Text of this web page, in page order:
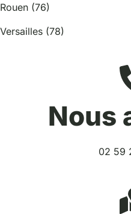
Rouen (76)
Versailles (78)
Nous
02 59